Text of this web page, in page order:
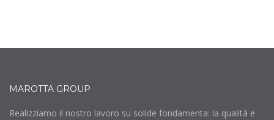
MAROTTA GROUP
Realizziamo il nostro lavoro su solide fondamenta: la qualità e